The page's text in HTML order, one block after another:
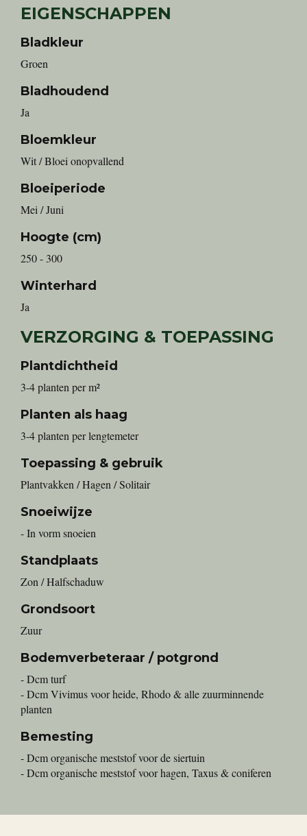
EIGENSCHAPPEN
Bladkleur
Groen
Bladhoudend
Ja
Bloemkleur
Wit / Bloei onopvallend
Bloeiperiode
Mei / Juni
Hoogte (cm)
250 - 300
Winterhard
Ja
VERZORGING & TOEPASSING
Plantdichtheid
3-4 planten per m²
Planten als haag
3-4 planten per lengtemeter
Toepassing & gebruik
Plantvakken / Hagen / Solitair
Snoeiwijze
- In vorm snoeien
Standplaats
Zon / Halfschaduw
Grondsoort
Zuur
Bodemverbeteraar / potgrond
- Dcm turf
- Dcm Vivimus voor heide, Rhodo & alle zuurminnende
planten
Bemesting
- Dcm organische meststof voor de siertuin
- Dcm organische meststof voor hagen, Taxus & coniferen